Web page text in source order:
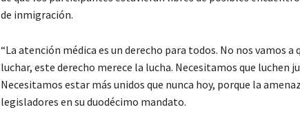
de inmigración.
“La atención médica es un derecho para todos. No nos vamos a
luchar, este derecho merece la lucha. Necesitamos que luchen
Necesitamos estar más unidos que nunca hoy, porque la
legisladores en su duodécimo mandato.